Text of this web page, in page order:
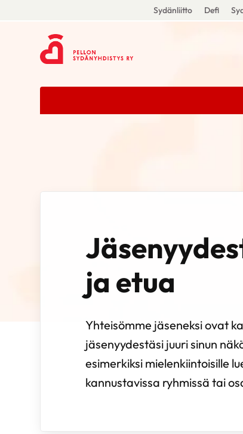
Sydänliitto Defi
ja etua
Yhteisömme jäseneksi ovat
jäsenyydestäsi juuri sinun
esimerkiksi mielenkiintoisille
kannustavissa ryhmissä tai